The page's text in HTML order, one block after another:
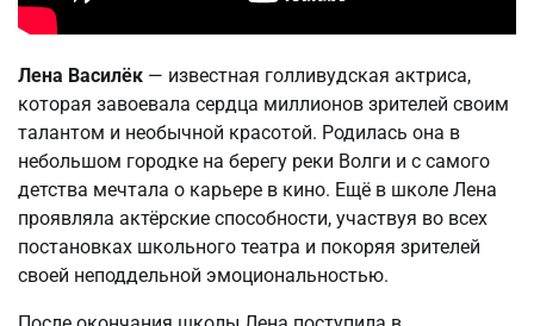
Лена Василёк — известная голливудская актриса,
которая завоевала сердца миллионов зрителей своим
талантом и необычной красотой. Родилась она в
небольшом городке на берегу реки Волги и с самого
детства мечтала о карьере в кино. Ещё в школе Лена
проявляла актёрские способности, участвуя во всех
постановках школьного театра и покоряя зрителей
своей неподдельной эмоциональностью.